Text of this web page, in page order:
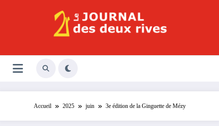
Le Journal des Deux Rives
Accueil 2025 juin 3e édition de la Ginguette de Mézy